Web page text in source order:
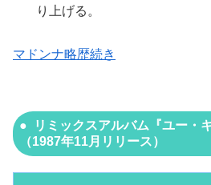
り上げる。
マドンナ略歴続き
リミックスアルバム『ユー・
（1987年11月リリース）